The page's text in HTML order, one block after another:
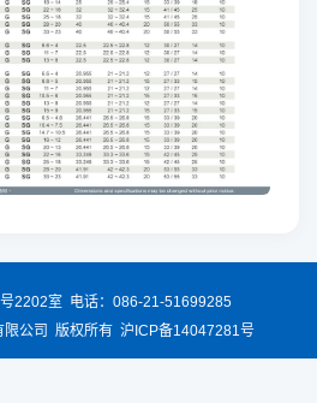
2202室 电话：086-21-51699285
公司 版权所有 沪ICP备14047281号